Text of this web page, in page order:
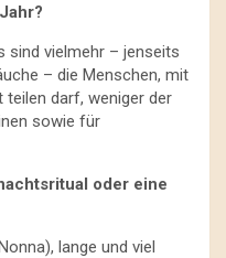
sind vielmehr – jenseits
– die Menschen, mit
darf, weniger der
sowie für
oder eine
lange und viel